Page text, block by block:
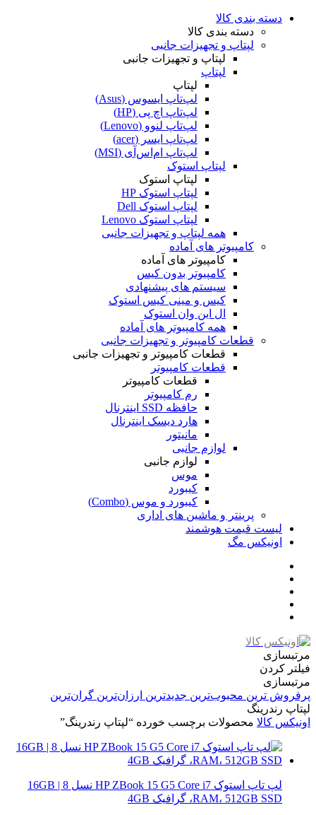
دسته بندی کالا
دسته بندی کالا
لپتاپ و تجهیزات جانبی
لپتاپ و تجهیزات جانبی
لپتاپ
لپتاپ
لپ‌تاپ ایسوس (Asus)
لپ‌تاپ اچ پی (HP)
لپ‌تاپ لنوو (Lenovo)
لپ‌تاپ ایسر (acer)
لپ‌تاپ ام‌اس‌آی (MSI)
لپتاپ استوک
لپتاپ استوک
لپتاپ استوک HP
لپتاپ استوک Dell
لپتاپ استوک Lenovo
همه لپتاپ و تجهیزات جانبی
کامپیوتر های آماده
کامپیوتر های آماده
کامپیوتر بدون کیس
سیستم های پیشنهادی
کیس و مینی کیس استوک
ال این وان استوک
همه کامپیوتر های آماده
قطعات کامپیوتر و تجهیزات جانبی
قطعات کامپیوتر و تجهیزات جانبی
قطعات کامپیوتر
قطعات کامپیوتر
رم کامپیوتر
حافظه SSD اینترنال
هارد دیسک اینترنال
مانیتور
لوازم جانبی
لوازم جانبی
موس
کیبورد
کیبورد و موس (Combo)
پرینتر و ماشین های اداری
لیست قیمت هوشمند
اونیکس مگ
مرتبسازی
فیلتر کردن
مرتبسازی
پرفروش ترین محبوب‌ترین جدیدترین ارزان‌ترین گران‌ترین
لپتاپ رندرینگ
اونیکس کالا محصولات برچسب خورده “لپتاپ رندرینگ”
لپ تاپ استوک HP ZBook 15 G5 Core i7 نسل 8 | 16GB
RAM، 512GB SSD، گرافیک 4GB